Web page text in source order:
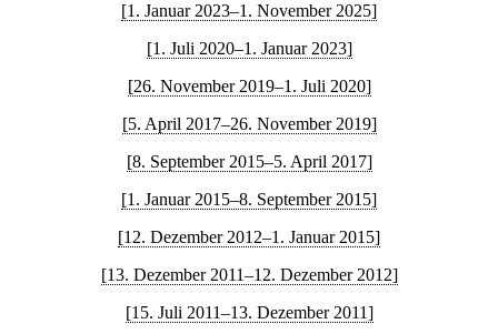
[1. Januar 2023–1. November 2025]
[1. Juli 2020–1. Januar 2023]
[26. November 2019–1. Juli 2020]
[5. April 2017–26. November 2019]
[8. September 2015–5. April 2017]
[1. Januar 2015–8. September 2015]
[12. Dezember 2012–1. Januar 2015]
[13. Dezember 2011–12. Dezember 2012]
[15. Juli 2011–13. Dezember 2011]